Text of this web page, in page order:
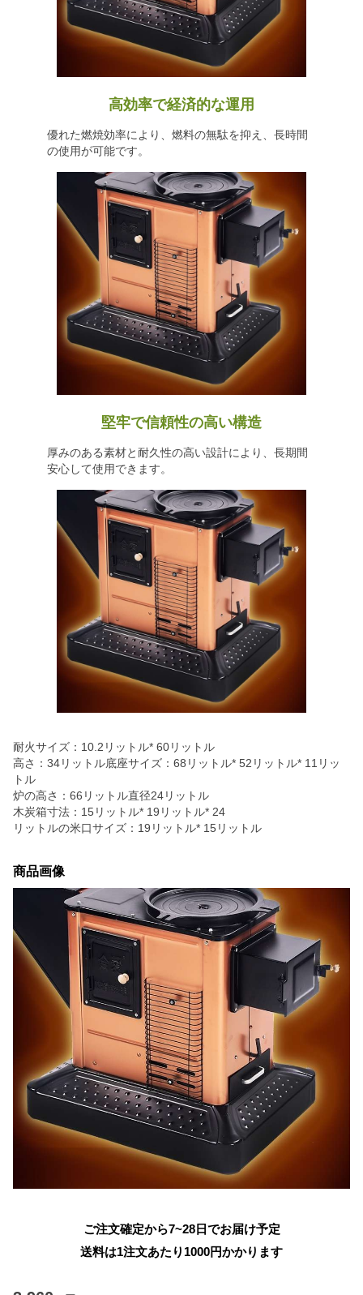
高効率で経済的な運用
優れた燃焼効率により、燃料の無駄を抑え、長時間
の使用が可能です。
堅牢で信頼性の高い構造
厚みのある素材と耐久性の高い設計により、長期間
安心して使用できます。
耐火サイズ：10.2リットル* 60リットル
高さ：34リットル底座サイズ：68リットル* 52リットル* 11リッ
トル
炉の高さ：66リットル直径24リットル
木炭箱寸法：15リットル* 19リットル* 24
リットルの米口サイズ：19リットル* 15リットル
商品画像
ご注文確定から7~28日でお届け予定
送料は1注文あたり 1000円かかります